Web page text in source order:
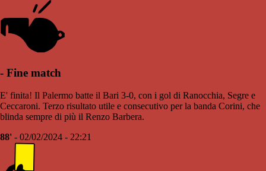
- Fine match
E' finita! Il Palermo batte il Bari 3-0, con i gol di Ranocchia, Segre e
Ceccaroni. Terzo risultato utile e consecutivo per la banda Corini, che
blinda sempre di più il Renzo Barbera.
88' - 02/02/2024 - 22:21